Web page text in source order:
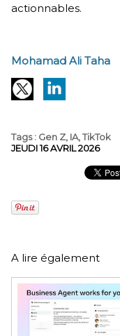
actionnables.
Mohamad Ali Taha
Tags: Gen Z, IA,TikTok
JEUDI 16 AVRIL 2026
A lire également